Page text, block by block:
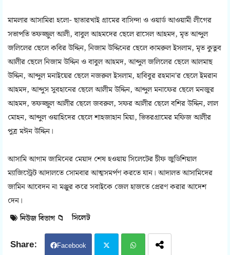
মামলার আসামিরা হলো- ছাতারখাই গ্রামের বাসিন্দা ও ওয়ার্ড আওয়ামী লীগের
সভাপতি তফজ্জুল আলী, বাবুল আহমদের ছেলে রাসেল আহমদ, মৃত আব্দুল
জলিলের ছেলে কবির উদ্দিন, নিজাম উদ্দিনের ছেলে কামরুল ইসলাম, মৃত কুতুব
আলীর ছেলে নিজাম উদ্দিন ও বাবুল আহমদ, আব্দুল জলিলের ছেলে আলমাছ
উদ্দিন, আব্দুল মনাইয়ের ছেলে নজরুল ইসলাম, হাবিবুর রহমান'র ছেলে ইমরান
আহমদ, আব্দুস সুবহানের ছেলে আলীম উদ্দিন, আব্দুল মনাফের ছেলে মনজুর
আহমদ, তফজ্জুল আলীর ছেলে জবরুল, সফর আলীর ছেলে বশির উদ্দিন, লাল
মোহন, আব্দুল ওয়াহিদের ছেলে শাহজাহান মিয়া, ভিতরগ্রামের মফিজ আলীর
পুত্র মঈন উদ্দিন।
আসামি আগাম জামিনের মেয়াদ শেষ হওয়ায় সিলেটের চীফ জুডিশিয়াল
ম্যাজিস্ট্রেট আদালতে সোমবার আত্মসমর্পণ করতে যান। আদালত আসামিদের
জামিন আবেদন না মঞ্জুর করে সবাইকে জেল হাজতে প্রেরণ করার আদেশ
দেন।
নিউজ বিভাগ 📁 সিলেট
Facebook